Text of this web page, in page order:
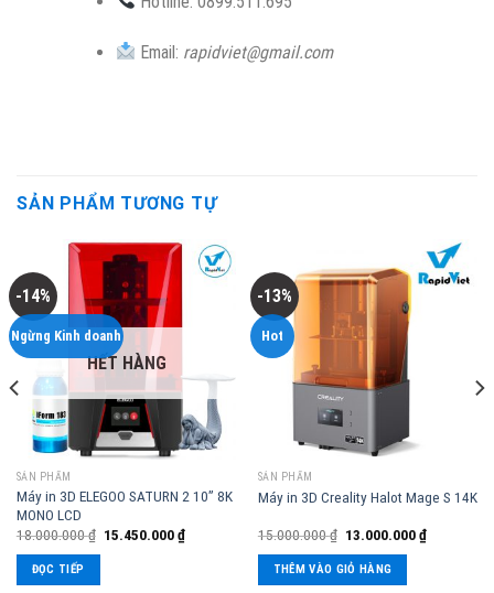
Email: rapidviet@gmail.com
SẢN PHẨM TƯƠNG TỰ
-14%
Ngừng Kinh doanh
HẾT HÀNG
SẢN PHẨM
Máy in 3D ELEGOO SATURN 2 10” 8K
MONO LCD
18.000.000₫ 15.450.000₫
ĐỌC TIẾP
-13%
Hot
SẢN PHẨM
Máy in 3D Creality Halot Mage S 14K
15.000.000₫ 13.000.000₫
THÊM VÀO GIỎ HÀNG